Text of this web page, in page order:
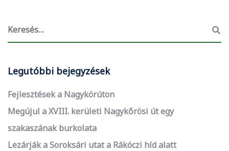
Legutóbbi bejegyzések
Fejlesztések a Nagykörúton
Megújul a XVIII. kerületi Nagykőrösi út egy
szakaszának burkolata
Lezárják a Soroksári utat a Rákóczi híd alatt